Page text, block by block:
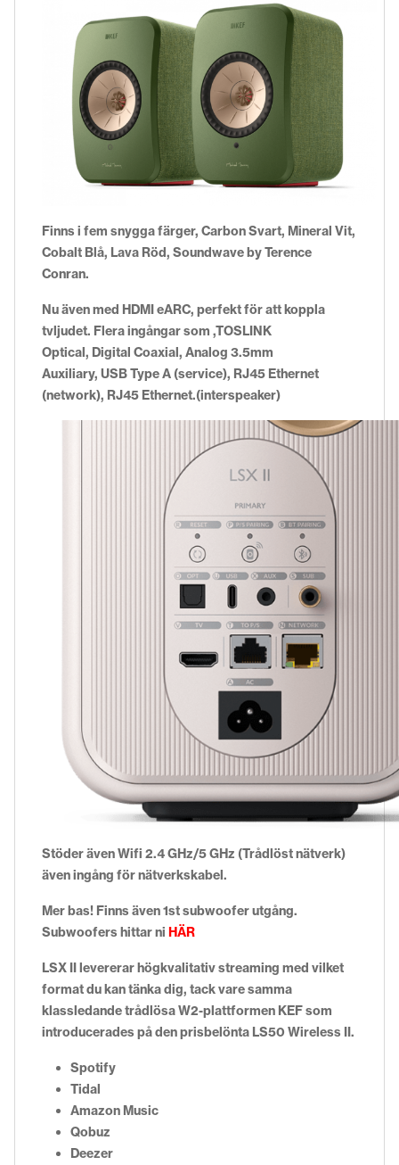
Finns i fem snygga färger, Carbon Svart, Mineral Vit,
Cobalt Blå, Lava Röd, Soundwave by Terence
Conran.
Nu även med HDMI eARC, perfekt för att koppla
tvljudet. Flera ingångar som ,TOSLINK
Optical, Digital Coaxial, Analog 3.5mm
Auxiliary, USB Type A (service), RJ45 Ethernet
(network), RJ45 Ethernet.(interspeaker)
Stöder även Wifi 2.4 GHz/5 GHz (Trådlöst nätverk)
även ingång för nätverkskabel.
Mer bas! Finns även 1st subwoofer utgång.
Subwoofers hittar ni HÄR
LSX II levererar högkvalitativ streaming med vilket
format du kan tänka dig, tack vare samma
klassledande trådlösa W2-plattformen KEF som
introducerades på den prisbelönta LS50 Wireless II.
Spotify
Tidal
Amazon Music
Qobuz
Deezer